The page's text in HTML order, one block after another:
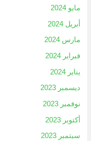
مايو 2024
أبريل 2024
مارس 2024
فبراير 2024
يناير 2024
ديسمبر 2023
نوفمبر 2023
أكتوبر 2023
سبتمبر 2023